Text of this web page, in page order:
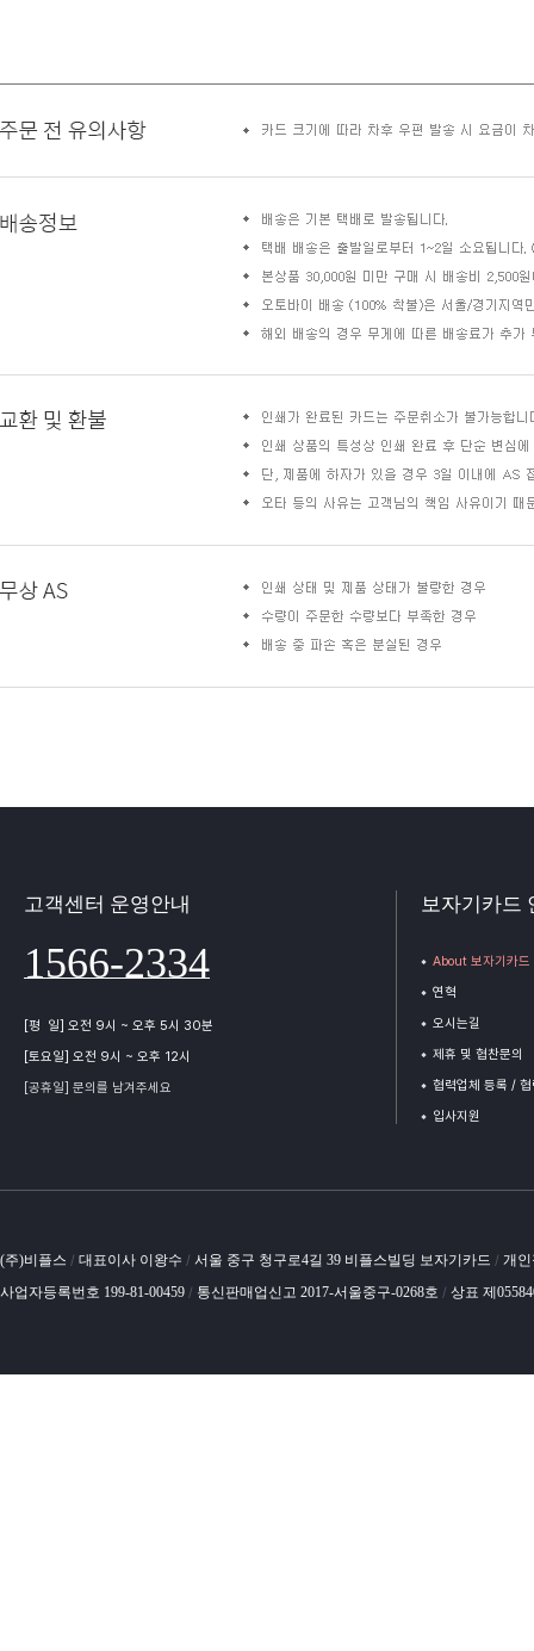
고객센터 운영안내
1566-2334
[평 일] 오전 9시 ~ 오후 5시 30분
[토요일] 오전 9시 ~ 오후 12시
[공휴일] 문의를 남겨주세요
보자기카드
About 보자기카드
연혁
오시는길
제휴 및 협찬문의
협력업체 등록 /
입사지원
(주)비플스 / 대표이사 이왕수 / 서울 중구 청구로4길 39 비플스빌딩 보자기카드 / 개
사업자등록번호 199-81-00459 / 통신판매업신고 2017-서울중구-0268호 / 상표 제